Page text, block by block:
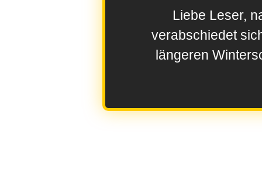
Liebe Leser,
verabschiedet
längeren